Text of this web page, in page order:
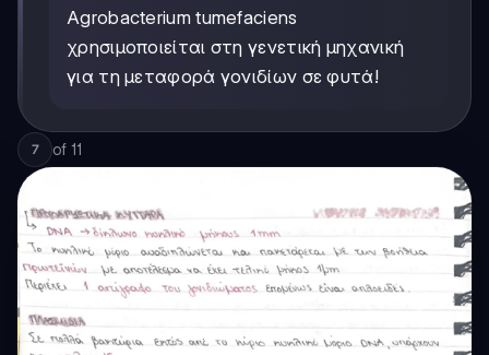
Agrobacterium tumefaciens
χρησιμοποιείται στη γενετική μηχανική
για τη μεταφορά γονιδίων σε φυτά!
7 of 11